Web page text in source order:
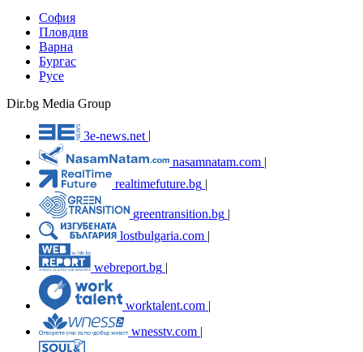
София
Пловдив
Варна
Бургас
Русе
Dir.bg Media Group
3e-news.net
nasamnatam.com |
realtimefuture.bg |
greentransition.bg |
lostbulgaria.com |
webreport.bg
worktalent.com |
wnesstv.com |